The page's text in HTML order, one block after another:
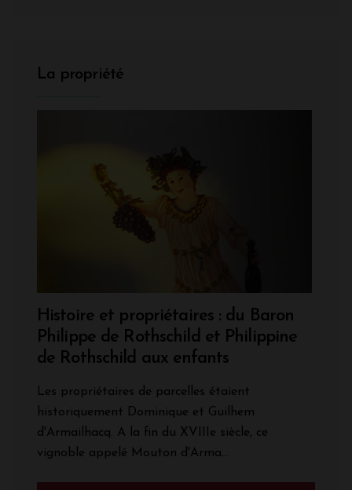
La propriété
Histoire et propriétaires : du Baron
Philippe de Rothschild et Philippine
de Rothschild aux enfants
Les propriétaires de parcelles étaient
historiquement Dominique et Guilhem
d'Armailhacq. A la fin du XVIIIe siècle, ce
vignoble appelé Mouton d'Arma...